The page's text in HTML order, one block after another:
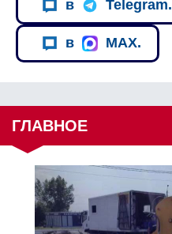
в Telegram.
в MAX.
ГЛАВНОЕ